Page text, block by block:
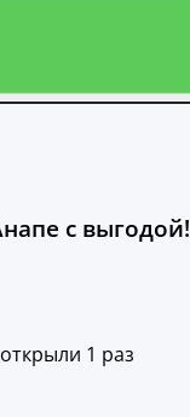
с выгодой!
1 раз